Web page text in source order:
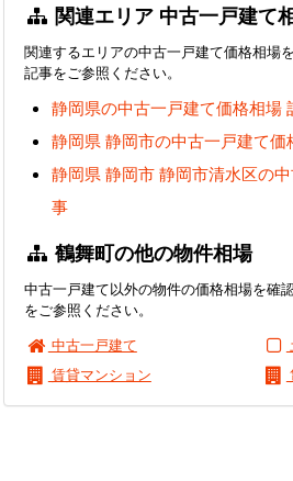
関連エリア 中古一戸建て
関連するエリアの中古一戸建て価格相場
記事をご参照ください。
静岡県の中古一戸建て価格相場
静岡県 静岡市の中古一戸建て価
静岡県 静岡市 静岡市清水区の
事
鶴舞町の他の物件相場
中古一戸建て以外の物件の価格相場を確
をご参照ください。
中古一戸建て
賃貸マンション